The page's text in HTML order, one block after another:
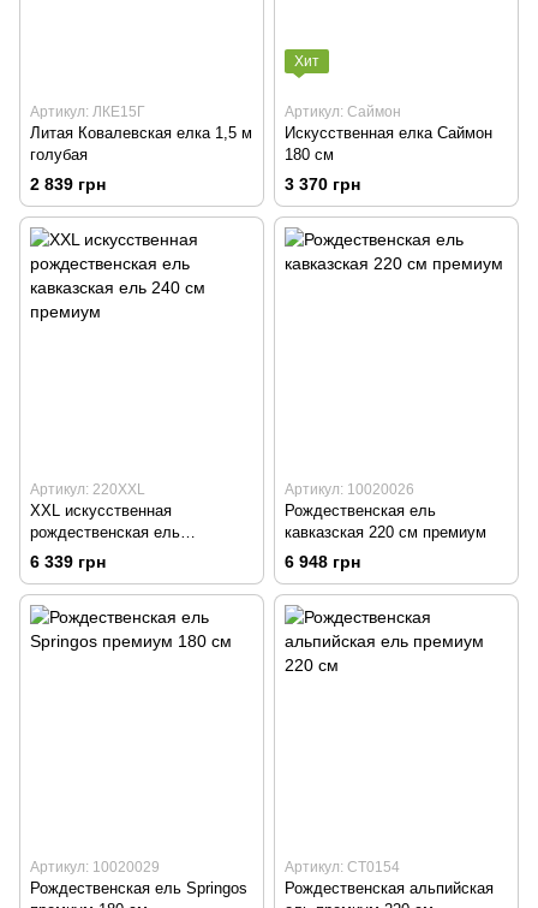
Артикул: ЛКЕ15Г
Литая Ковалевская елка 1,5 м
голубая
2 839 грн
Хит
Артикул: Саймон
Искусственная елка Саймон
180 см
3 370 грн
Артикул: 220XXL
XXL искусственная
рождественская ель
кавказская ель 240 см
премиум
6 339 грн
Артикул: 10020026
Рождественская ель
кавказская 220 см премиум
6 948 грн
Артикул: 10020029
Рождественская ель Springos
Артикул: CT0154
Рождественская альпийская